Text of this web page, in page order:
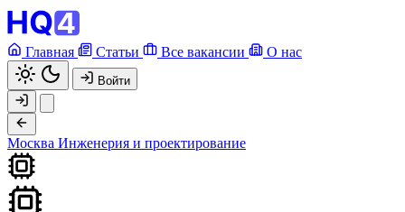
Главная Статьи Все вакансии О нас
Войти
Москва Инженерия и проектирование